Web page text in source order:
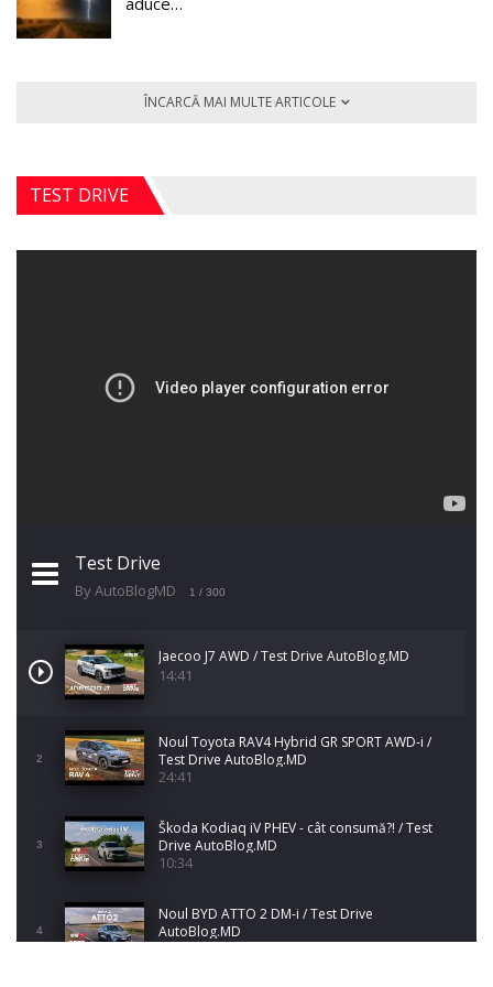
ÎNCARCĂ MAI MULTE ARTICOLE
TEST DRIVE
Test Drive
By AutoBlogMD 1 / 300
Jaecoo J7 AWD / Test Drive AutoBlog.MD
14:41
2
Noul Toyota RAV4 Hybrid GR SPORT AWD-i /
Test Drive AutoBlog.MD
24:41
3
Škoda Kodiaq iV PHEV - cât consumă?! / Test
Drive AutoBlog.MD
10:34
4
Noul BYD ATTO 2 DM-i / Test Drive
AutoBlog.MD
17:35